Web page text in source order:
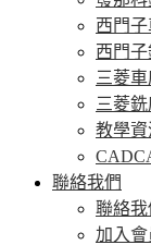
西門
西門
三菱
三菱
教學
聯絡我們
聯絡我
加入會